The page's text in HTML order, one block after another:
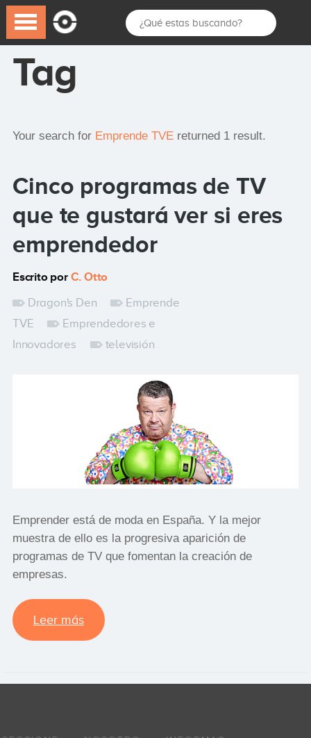
Tag
Your search for Emprende TVEreturned 1 result.
Cinco programas de TV
que te gustará ver si eres
emprendedor
Escrito por C. Otto
Dragon's Den
Emprende
TVE
Emprendedores e
Innovadores
televisión
Emprender está de moda en España. Y la mejor
muestra de ello es la progresiva aparición de
programas de TV que fomentan la creación de
empresas.
Leer más